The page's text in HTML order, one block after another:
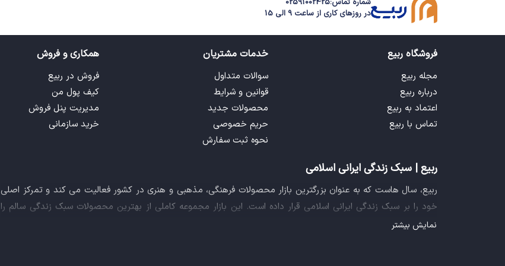
در روزهای کاری از ساعت 9 الی 15
فروشگاه ربیع
مجله ربیع
درباره ربیع
اعتماد به ربیع
تماس با ربیع
خدمات مشتریان
سوالات متداول
قوانین و شرایط
محصولات جدید
حریم خصوصی
نحوه ثبت سفارش
همکاری و فروش
فروش در ربیع
کیف پول من
مدیریت پنل فروش
خرید سازمانی
ربیع | سبک زندگی ایرانی اسلامی
ربیع، سال هاست که به عنوان بزرگترین بازار محصولات فرهنگی، مذهبی و هنری در کشور فعالیت می کند و تمرکز اصلی
خود را بر سبک زندگی ایرانی اسلامی قرار داده است. این بازار مجموعه کاملی از بهترین محصولات سبک زندگی سالم را
فراهم آورده تا تمام نیازهای شما را برای خرید اینترنتی کالاهای فرهنگی، مذهبی و هنری برآورده نماید.
نمایش بیشتر